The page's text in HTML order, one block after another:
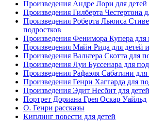
Произведения Андре Лори для детей
Произведения Гилберта Честертона
Произведения Роберта Льюиса
подростков
Произведения Фенимора Купера для
Произведения Майн Рида для детей
Произведения Вальтера Скотта для
Произведения Луи Буссенара для
Произведения Рафаэля Сабатини для
Произведения Генри Хаггарда для
Произведения Эдит Несбит для детей
Портрет Дориана Грея Оскар Уайльд
О. Генри рассказы
Киплинг повести для детей